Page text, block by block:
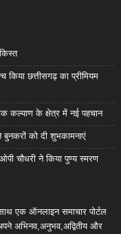
छत्तीसगढ़ का प्रीमियम
कल्याण के क्षेत्र में नई पहचान
बुनकरों को दी शुभकामनाएं
चौधरी ने किया पुण्य स्मरण
एक ऑनलाइन समाचार पोर्टल
अभिनव,अनुभव,अद्वितीय और